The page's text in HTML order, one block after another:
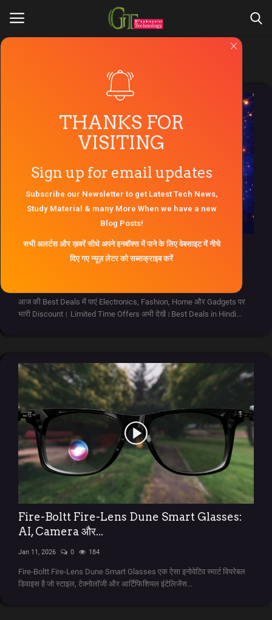
Register
Contact Us
AKTU Question Paper
Solar System
Unboxing Reviews
Automobile
Entertainment
राशिफ़ल
Food
kids
आज की Best Deals: भारी छूट के साथ खरीदें Smart
Products,...
आज की Best Deals में पाएं Electronics, Fashion, Home और Gadgets पर
भारी Discount। Limited Time Offers अभी देखें।Best Deals in Hindi...
Fire-Boltt Fire-Lens Dune Smart Glasses:
AI, Camera और...
Jan 11, 2026 0 184
Fire-Boltt Fire-Lens Dune Smart Glasses एक ऐसा इनोवेटिव स्मार्ट वियरेबल
डिवाइस है जो स्टाइल, टेक्नोलॉजी और आर्टिफिशियल इंटेलिजेंस...
THANKS FOR
VISITING
Sign up for email updates
Subscribe our Newsletter to get Latest Tech News,
Study Material & many More When we have a new
Blog Posts!
सभी अलर्टस और ख़बरें सीधे अपने इनबॉक्स में पाने के लिए वेबसाइट में नीचे
दिए गए न्यूज़ लेटर को सब्सक्राइब करें